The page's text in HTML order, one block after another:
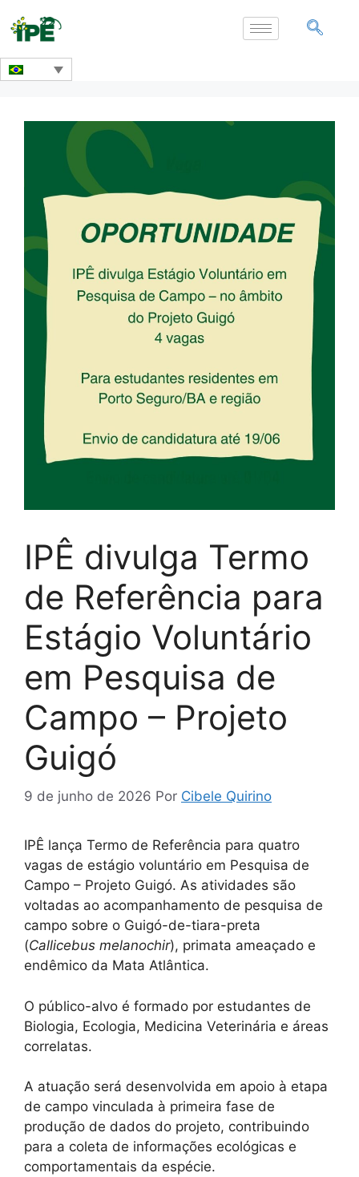
IPÊ divulga Termo
de Referência para
Estágio Voluntário
em Pesquisa de
Campo – Projeto
Guigó
9 de junho de 2026 Por Cibele Quirino
IPÊ lança Termo de Referência para quatro
vagas de estágio voluntário em Pesquisa de
Campo – Projeto Guigó. As atividades são
voltadas ao acompanhamento de pesquisa de
campo sobre o Guigó-de-tiara-preta
(Callicebus melanochir), primata ameaçado e
endêmico da Mata Atlântica.
O público-alvo é formado por estudantes de
Biologia, Ecologia, Medicina Veterinária e áreas
correlatas.
A atuação será desenvolvida em apoio à etapa
de campo vinculada à primeira fase de
produção de dados do projeto, contribuindo
para a coleta de informações ecológicas e
comportamentais da espécie.